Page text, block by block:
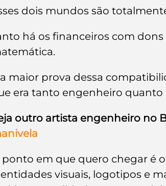
dois mundos são
há os financeiros com
a maior prova dessa
era tanto engenheiro quanto
outro artista engenheiro no
ponto em que quero chegar é
visuais, logotipos e